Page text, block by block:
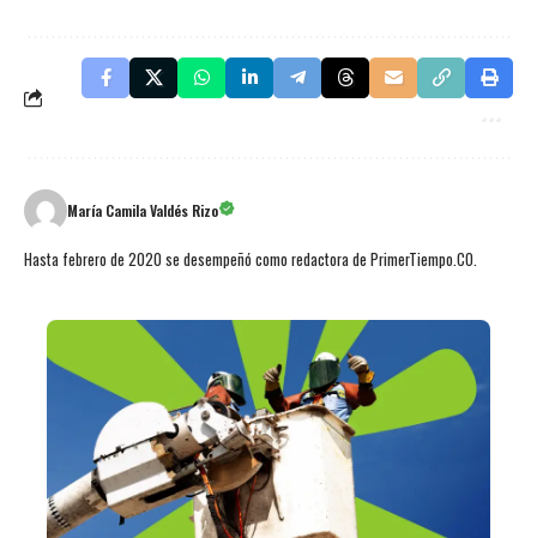
María Camila Valdés Rizo
Hasta febrero de 2020 se desempeñó como redactora de PrimerTiempo.CO.